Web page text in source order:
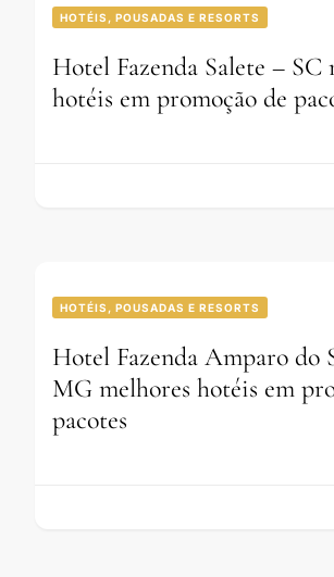
HOTÉIS, POUSADAS E RESORTS
Hotel Fazenda Salete – SC
hotéis em promoção de
HOTÉIS, POUSADAS E RESORTS
Hotel Fazenda Amparo do
MG melhores hotéis em
pacotes